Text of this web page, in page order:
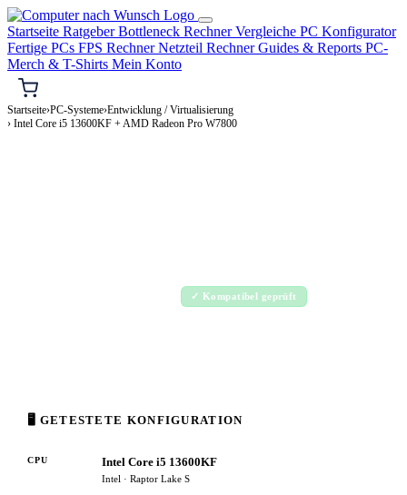
Startseite RatgeberBottleneck RechnerVergleiche PC Konfigurator
Fertige PCs FPS RechnerNetzteil RechnerGuides & Reports PC-
Merch & T-Shirts Mein Konto
Startseite›PC-Systeme›Entwicklung / Virtualisierung
› Intel Core i5 13600KF + AMD Radeon Pro W7800
✓ Kompatibel geprüft
🖥 GETESTETE KONFIGURATION
CPU Intel Core i5 13600KF
Intel · Raptor Lake S